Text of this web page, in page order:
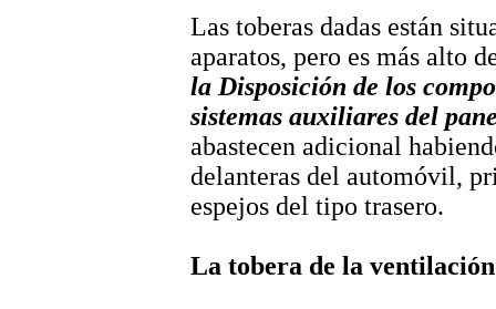
Las toberas dadas están
aparatos, pero es más alto
la Disposición de los
sistemas auxiliares del
abastecen adicional
delanteras del automóvil,
espejos del tipo trasero.
La tobera de la